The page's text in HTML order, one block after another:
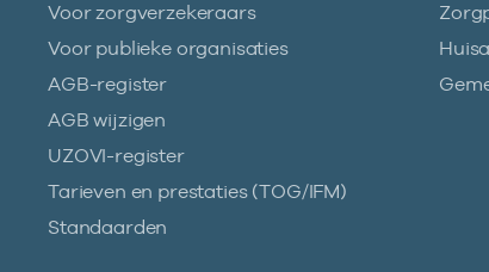
Voor zorgverzekeraars
Voor publieke organisaties
AGB-register
AGB wijzigen
UZOVI-register
Tarieven en prestaties (TOG/IFM)
Standaarden